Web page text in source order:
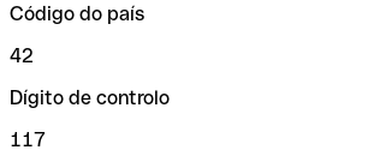
Código do país
42
Dígito de controlo
117